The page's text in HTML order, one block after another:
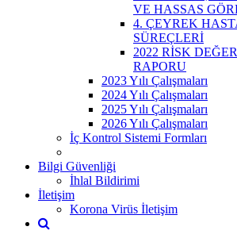
VE HASSAS
4. ÇEYREK
SÜREÇLERİ
2022 RİSK
RAPORU
2023 Yılı Çalışmaları
2024 Yılı Çalışmaları
2025 Yılı Çalışmaları
2026 Yılı Çalışmaları
İç Kontrol Sistemi Formları
Bilgi Güvenliği
İhlal Bildirimi
İletişim
Korona Virüs İletişim